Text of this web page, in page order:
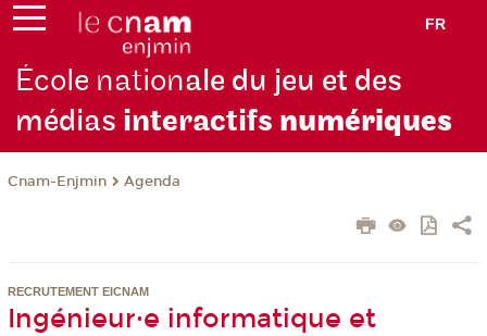
FR
École nationale du jeu et des
médias interactifs numériques
Cnam-Enjmin Agenda
RECRUTEMENT EICNAM
Ingénieur·e informatique et